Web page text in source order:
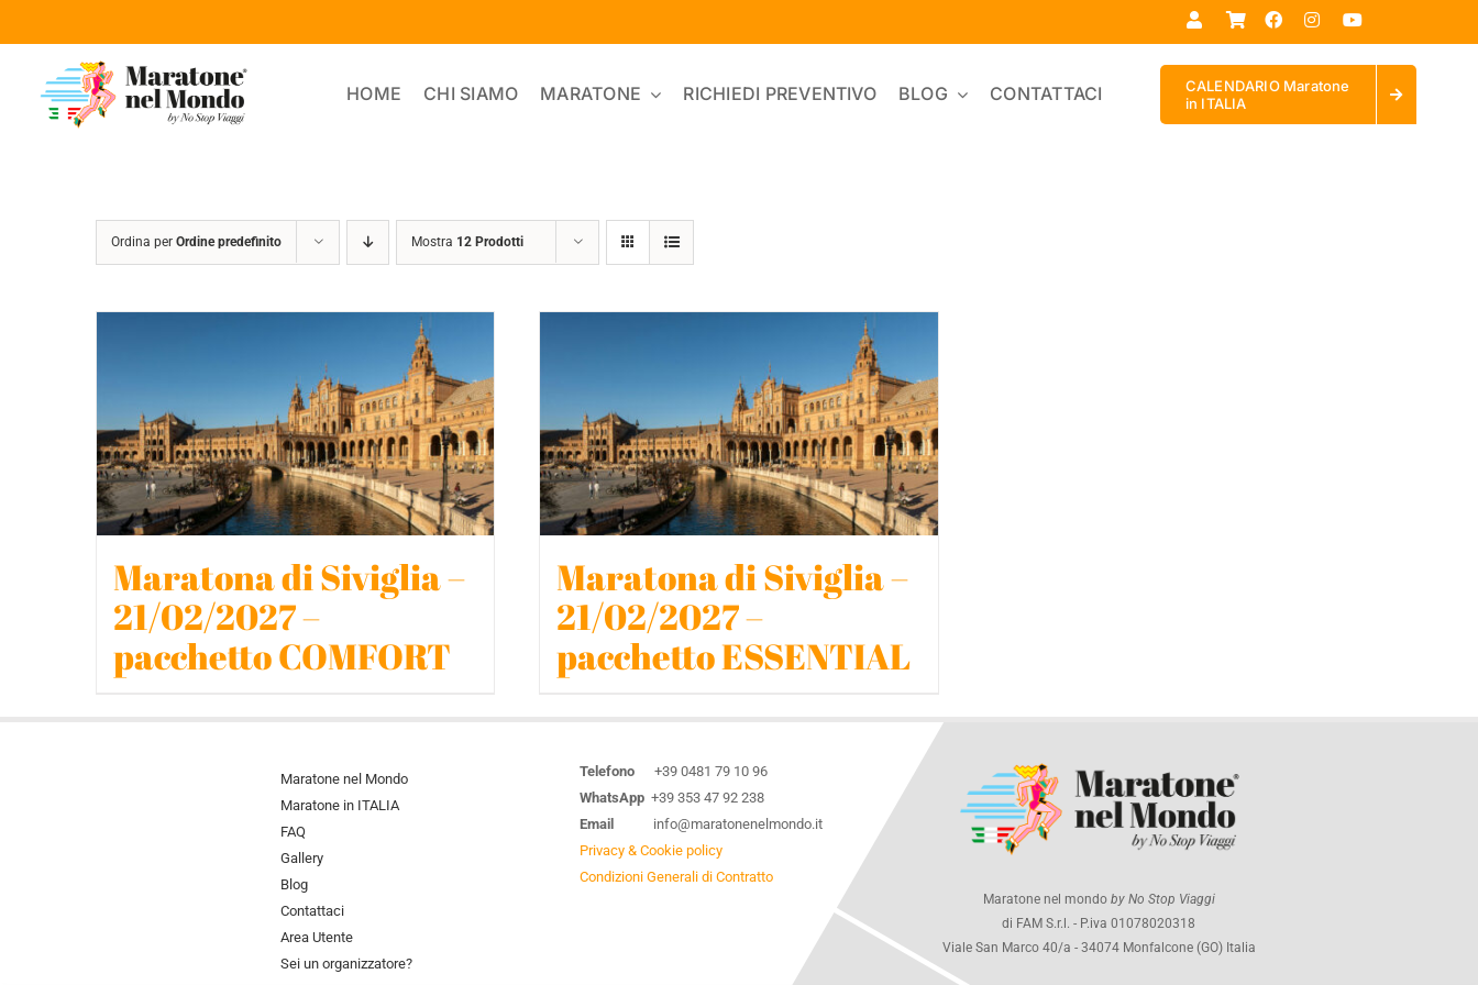
al
contenuto
HOME CHI SIAMO MARATONE RICHIEDI PREVENTIVO BLOG CONTATTACI
CALENDARIO Maratone
in ITALIA
Ordina per Ordine predefinito Mostra 12 Prodotti
Maratona di Siviglia –
21/02/2027 –
pacchetto COMFORT
Maratona di Siviglia –
21/02/2027 –
pacchetto ESSENTIAL
Maratone nel Mondo
Maratone in ITALIA
FAQ
Gallery
Blog
Contattaci
Area Utente
Sei un organizzatore?
Telefono +39 0481 79 10 96
WhatsApp +39 353 47 92 238
Email
info@maratonenelmondo.it
Privacy & Cookie policy
Condizioni Generali di Contratto
Maratone nel mondo by No Stop Viaggi
di FAM S.r.l. - P.iva 01078020318
Viale San Marco 40/a - 34074 Monfalcone (GO) Italia